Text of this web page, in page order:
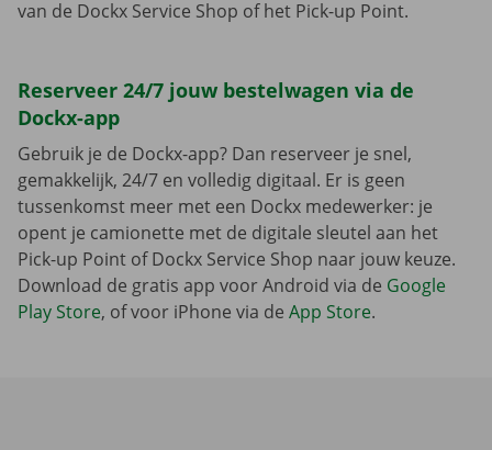
van de Dockx Service Shop of het Pick-up Point.
Reserveer 24/7 jouw bestelwagen via de
Dockx-app
Gebruik je de Dockx-app? Dan reserveer je snel,
gemakkelijk, 24/7 en volledig digitaal. Er is geen
tussenkomst meer met een Dockx medewerker: je
opent je camionette met de digitale sleutel aan het
Pick-up Point of Dockx Service Shop naar jouw keuze.
Download de gratis app voor Android via de Google
Play Store, of voor iPhone via de App Store.